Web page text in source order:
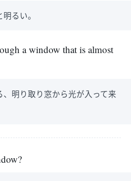
るい。
a window that is almost
明り取り窓から光が入って来